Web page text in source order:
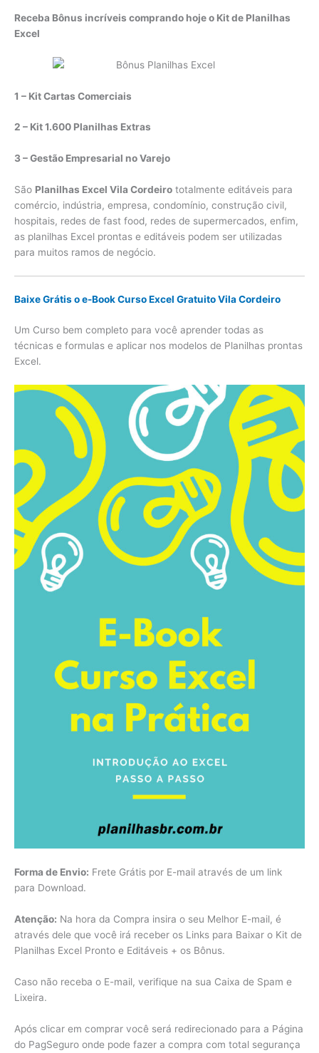
Receba Bônus incríveis comprando hoje o Kit de Planilhas
Excel
1 – Kit Cartas Comerciais
2 – Kit 1.600 Planilhas Extras
3 – Gestão Empresarial no Varejo
São Planilhas Excel Vila Cordeiro totalmente editáveis para
comércio, indústria, empresa, condomínio, construção civil,
hospitais, redes de fast food, redes de supermercados, enfim,
as planilhas Excel prontas e editáveis podem ser utilizadas
para muitos ramos de negócio.
Baixe Grátis o e-Book Curso Excel Gratuito Vila Cordeiro
Um Curso bem completo para você aprender todas as
técnicas e formulas e aplicar nos modelos de Planilhas prontas
Excel.
Forma de Envio: Frete Grátis por E-mail através de um link
para Download.
Atenção: Na hora da Compra insira o seu Melhor E-mail, é
através dele que você irá receber os Links para Baixar o Kit de
Planilhas Excel Pronto e Editáveis + os Bônus.
Caso não receba o E-mail, verifique na sua Caixa de Spam e
Lixeira.
Após clicar em comprar você será redirecionado para a Página
do PagSeguro onde pode fazer a compra com total segurança